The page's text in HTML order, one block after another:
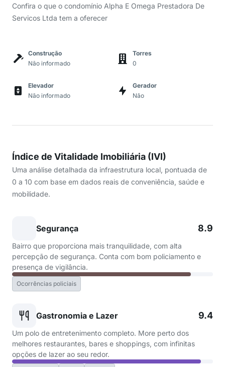
Confira o que o condomínio Alpha E Omega Prestadora De
Servicos Ltda tem a oferecer
Construção
Não informado
Torres
0
Elevador
Não informado
Gerador
Não
Índice de Vitalidade Imobiliária (IVI)
Uma análise detalhada da infraestrutura local, pontuada de
0 a 10 com base em dados reais de conveniência, saúde e
mobilidade.
Segurança 8.9
Bairro que proporciona mais tranquilidade, com alta
percepção de segurança. Conta com bom policiamento e
presença de vigilância.
Ocorrências policiais
Gastronomia e Lazer 9.4
Um polo de entretenimento completo. More perto dos
melhores restaurantes, bares e shoppings, com infinitas
opções de lazer ao seu redor.